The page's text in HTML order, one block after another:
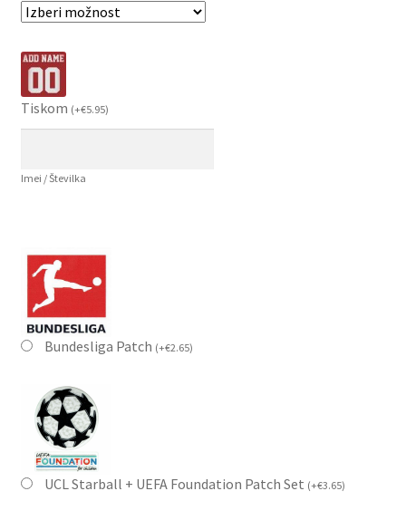
Tiskom (+€5.95)
Imei / Številka
Bundesliga Patch (+€2.65)
UCL Starball + UEFA Foundation Patch Set (+€3.65)